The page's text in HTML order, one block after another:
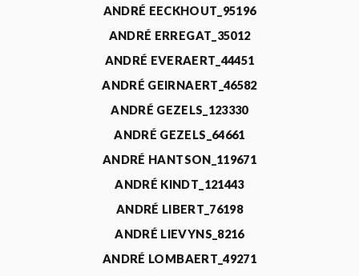
ANDRÉ EECKHOUT_95196
ANDRÉ ERREGAT_35012
ANDRÉ EVERAERT_44451
ANDRÉ GEIRNAERT_46582
ANDRÉ GEZELS_123330
ANDRÉ GEZELS_64661
ANDRÉ HANTSON_119671
ANDRÉ KINDT_121443
ANDRÉ LIBERT_76198
ANDRÉ LIEVYNS_8216
ANDRÉ LOMBAERT_49271